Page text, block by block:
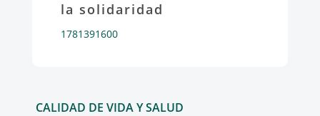
la solidaridad
1781391600
CALIDAD DE VIDA Y SALUD